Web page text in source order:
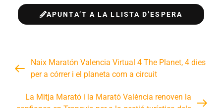
APUNTA’T A LA LLISTA D’ESPERA
Naix Maratón Valencia Virtual 4 The Planet, 4 dies
per a córrer i el planeta com a circuit
La Mitja Marató i la Marató València renoven la